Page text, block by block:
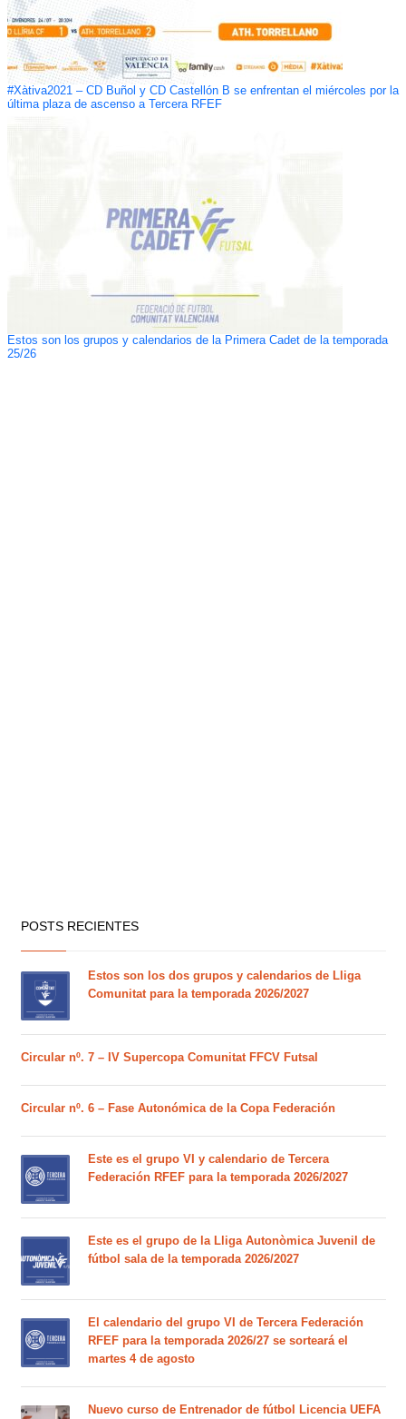
#Xàtiva2021 – CD Buñol y CD Castellón B se enfrentan el miércoles por la
última plaza de ascenso a Tercera RFEF
Estos son los grupos y calendarios de la Primera Cadet de la temporada
25/26
POSTS RECIENTES
Estos son los dos grupos y calendarios de Lliga
Comunitat para la temporada 2026/2027
Circular nº. 7 – IV Supercopa Comunitat FFCV Futsal
Circular nº. 6 – Fase Autonómica de la Copa Federación
Este es el grupo VI y calendario de Tercera
Federación RFEF para la temporada 2026/2027
Este es el grupo de la Lliga Autonòmica Juvenil de
fútbol sala de la temporada 2026/2027
El calendario del grupo VI de Tercera Federación
RFEF para la temporada 2026/27 se sorteará el
martes 4 de agosto
Nuevo curso de Entrenador de fútbol Licencia UEFA